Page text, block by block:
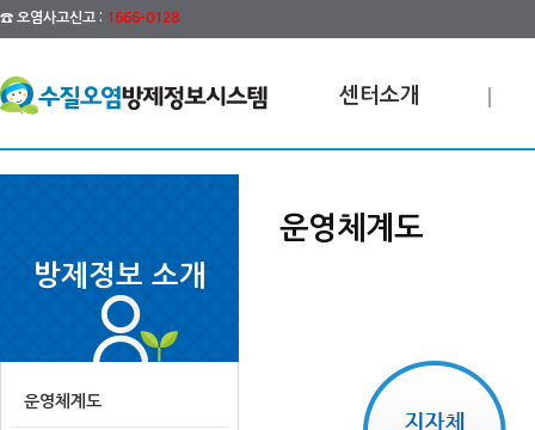
☎ 오염사고신고 : 1666-0128
센터소개
방제정보 소개
운영체계도
운영체계도